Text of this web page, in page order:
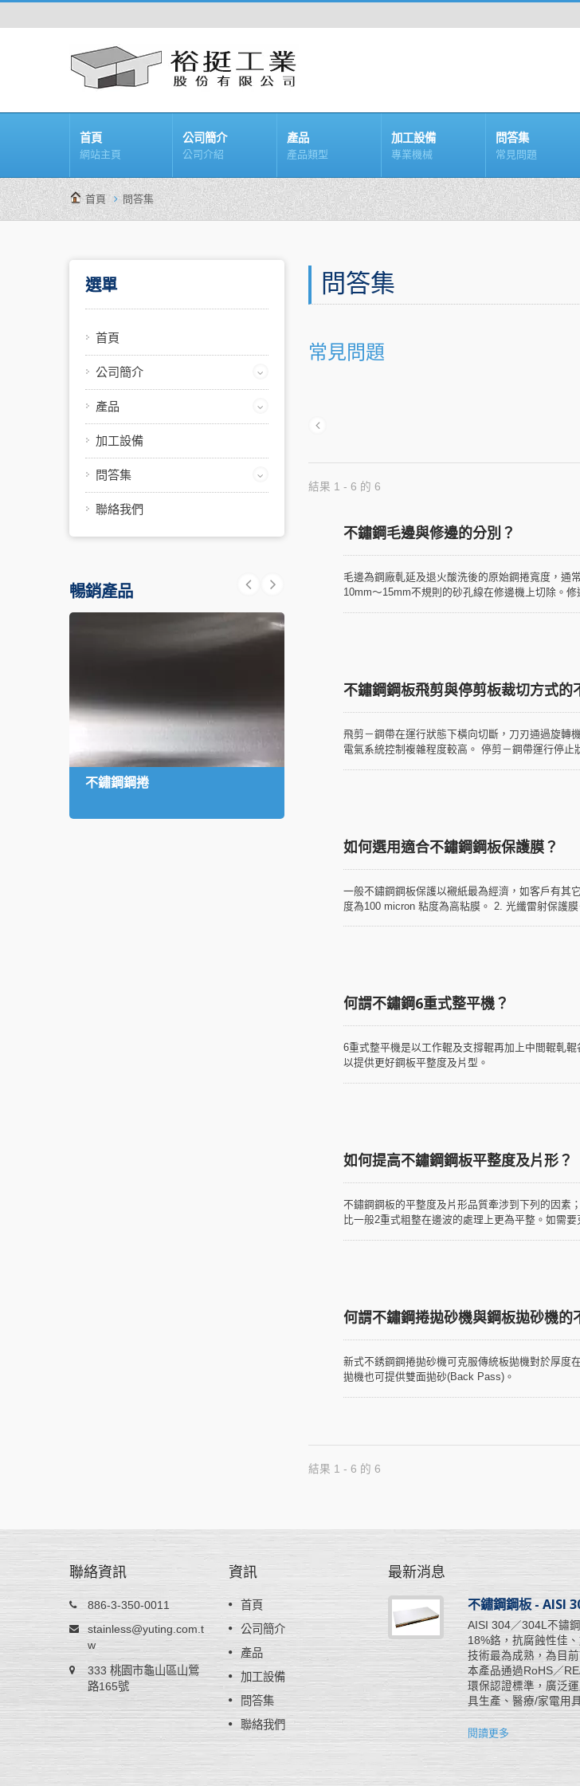
首頁
網站主頁
公司簡介
公司介紹
產品
產品類型
加工設備
專業機械
問答集
常見問題
首頁 問答集
選單
首頁
公司簡介
產品
加工設備
問答集
聯絡我們
暢銷產品
不鏽鋼鋼捲
問答集
常見問題
結果 1 - 6 的 6
不鏽鋼毛邊與修邊的分別？
毛邊為鋼廠軋延及退火酸洗後的原始鋼捲寬度，通
10mm～15mm不規則的砂孔線在修邊機上切除。
不鏽鋼鋼板飛剪與停剪板裁切方式的
飛剪－鋼帶在運行狀態下橫向切斷，刀刃通過旋轉
電氣系統控制複雜程度較高。 停剪－鋼帶運行停
如何選用適合不鏽鋼鋼板保護膜？
一般不鏽鋼鋼板保護以襯紙最為經濟，如客戶有其
度為100 micron 粘度為高粘膜。 2. 光纖雷射保護
何謂不鏽鋼6重式整平機？
6重式整平機是以工作輥及支撐輥再加上中間輥軋
以提供更好鋼板平整度及片型。
如何提高不鏽鋼鋼板平整度及片形？
不鏽鋼鋼板的平整度及片形品質牽涉到下列的因素
比一般2重式粗整在邊波的處理上更為平整。如需
何謂不鏽鋼捲拋砂機與鋼板拋砂機的
新式不銹鋼鋼捲拋砂機可克服傳統板拋機對於厚度
拋機也可提供雙面拋砂(Back Pass)。
結果 1 - 6 的 6
聯絡資訊
886-3-350-0011
stainless@yuting.com.t
w
333 桃園市龜山區山鶯
路165號
資訊
首頁
公司簡介
產品
加工設備
問答集
聯絡我們
最新消息
／
。
不鏽鋼鋼捲 - AISI 301
AISI 301不銹鋼鋼捲含有6%鎳，經冷作加工
後硬度會大幅增加，適用於高強度產品如彈
簧、車輪蓋或電子零件。因加工硬化率高所
以主要提供給不鏽鋼彈簧片廠家再做進一步
的調質壓延來達到所需成品硬度要求，裕挺
公司能提供特殊厚度公差以利壓延生產。
不鏽鋼鋼板 - AISI
AISI 304／304L不鏽
18%鉻，抗腐蝕性佳
技術最為成熟，為目
本產品通過RoHS／
環保認證標準，廣泛
具生產、醫療/家電用
閱讀更多